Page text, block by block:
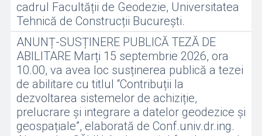
cadrul Facultății de Geodezie, Universitatea
Tehnică de Construcții București.
ANUNȚ-SUSȚINERE PUBLICĂ TEZĂ DE
ABILITARE Marți 15 septembrie 2026, ora
10.00, va avea loc susținerea publică a tezei
de abilitare cu titlul “Contribuții la
dezvoltarea sistemelor de achiziție,
prelucrare și integrare a datelor geodezice și
geospațiale”, elaborată de Conf.univ.dr.ing.